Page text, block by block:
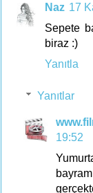
Naz 17
Sepete
biraz :)
Yanıtla
Yanıtlar
19:52